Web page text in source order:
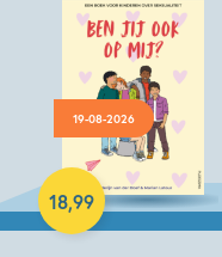
19-08-2026
18,99
Hardcover